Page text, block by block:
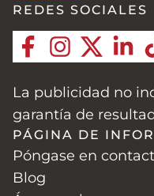
REDES SOCIALES
La publicidad no
garantía de
PÁGINA DE
Póngase en
Blog